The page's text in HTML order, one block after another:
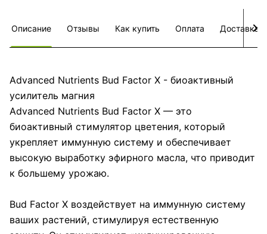
Описание Отзывы Как купить Оплата Доставка
Advanced Nutrients Bud Factor X - биоактивный
усилитель магния
Advanced Nutrients Bud Factor X — это
биоактивный стимулятор цветения, который
укрепляет иммунную систему и обеспечивает
высокую выработку эфирного масла, что приводит
к большему урожаю.
Bud Factor X воздействует на иммунную систему
ваших растений, стимулируя естественную